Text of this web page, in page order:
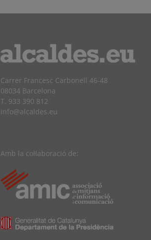
Carrer Francesc Carbonell 46-48
08034 Barcelona
T. 933 390 812
info@alcaldes.eu
Amb la col·laboració de: